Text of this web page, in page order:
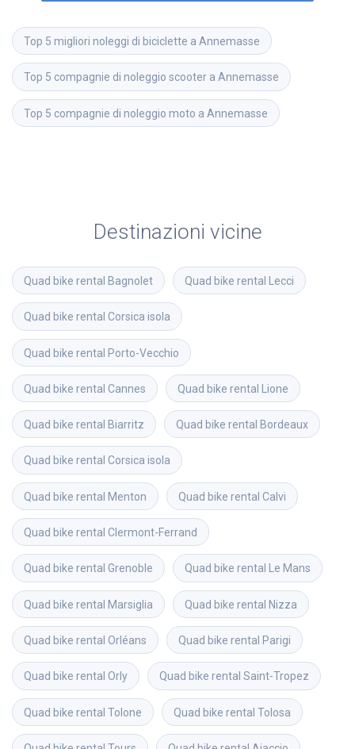
Top 5 migliori noleggi di biciclette a Annemasse
Top 5 compagnie di noleggio scooter a Annemasse
Top 5 compagnie di noleggio moto a Annemasse
Destinazioni vicine
Quad bike rental Bagnolet Quad bike rental Lecci
Quad bike rental Corsica isola
Quad bike rental Porto-Vecchio
Quad bike rental Cannes Quad bike rental Lione
Quad bike rental Biarritz Quad bike rental Bordeaux
Quad bike rental Corsica isola
Quad bike rental Menton Quad bike rental Calvi
Quad bike rental Clermont-Ferrand
Quad bike rental Grenoble Quad bike rental Le Mans
Quad bike rental Marsiglia Quad bike rental Nizza
Quad bike rental Orléans Quad bike rental Parigi
Quad bike rental Orly Quad bike rental Saint-Tropez
Quad bike rental Tolone Quad bike rental Tolosa